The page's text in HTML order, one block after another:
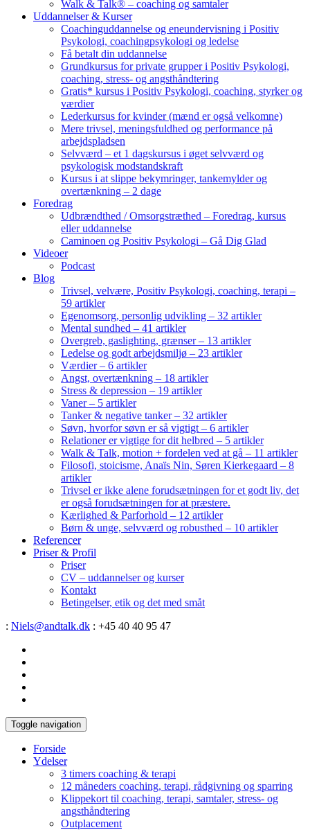
Walk & Talk® – coaching og samtaler
Uddannelser & Kurser
Coachinguddannelse og eneundervisning i Positiv
Psykologi, coachingpsykologi og ledelse
Få betalt din uddannelse
Grundkursus for private grupper i Positiv Psykologi,
coaching, stress- og angsthåndtering
Gratis* kursus i Positiv Psykologi, coaching, styrker og
værdier
Lederkursus for kvinder (mænd er også velkomne)
Mere trivsel, meningsfuldhed og performance på
arbejdspladsen
Selvværd – et 1 dagskursus i øget selvværd og
psykologisk modstandskraft
Kursus i at slippe bekymringer, tankemylder og
overtænkning – 2 dage
Foredrag
Udbrændthed / Omsorgstræthed – Foredrag, kursus
eller uddannelse
Caminoen og Positiv Psykologi – Gå Dig Glad
Videoer
Podcast
Blog
Trivsel, velvære, Positiv Psykologi, coaching, terapi –
59 artikler
Egenomsorg, personlig udvikling – 32 artikler
Mental sundhed – 41 artikler
Overgreb, gaslighting, grænser – 13 artikler
Ledelse og godt arbejdsmiljø – 23 artikler
Værdier – 6 artikler
Angst, overtænkning – 18 artikler
Stress & depression – 19 artikler
Vaner – 5 artikler
Tanker & negative tanker – 32 artikler
Søvn, hvorfor søvn er så vigtigt – 6 artikler
Relationer er vigtige for dit helbred – 5 artikler
Walk & Talk, motion + fordelen ved at gå – 11 artikler
Filosofi, stoicisme, Anaïs Nin, Søren Kierkegaard – 8
artikler
Trivsel er ikke alene forudsætningen for et godt liv, det
er også forudsætningen for at præstere.
Kærlighed & Parforhold – 12 artikler
Børn & unge, selvværd og robusthed – 10 artikler
Referencer
Priser & Profil
Priser
CV – uddannelser og kurser
Kontakt
Betingelser, etik og det med småt
: Niels@andtalk.dk : +45 40 40 95 47
Toggle navigation
Forside
Ydelser
3 timers coaching & terapi
12 måneders coaching, terapi, rådgivning og sparring
Klippekort til coaching, terapi, samtaler, stress- og
angsthåndtering
Outplacement